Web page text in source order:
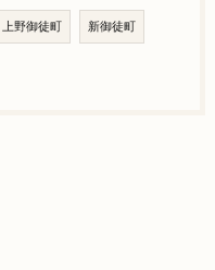
上野御徒町 新御徒町